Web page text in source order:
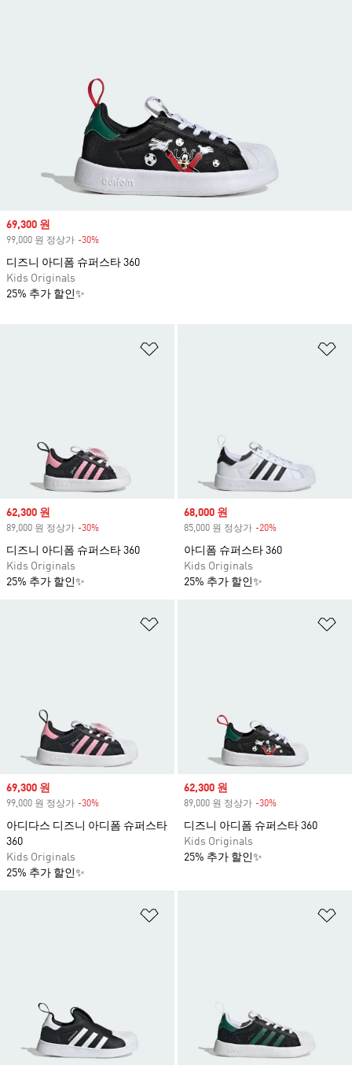
Sale price
62,300 원
89,000 원 정상가 -30%
디즈니 아디폼 슈퍼스타 360
Kids Originals
25% 추가 할인✨
Sale price
68,000 원
85,000 원 정상가 -20%
아디폼 슈퍼스타 360
Kids Originals
25% 추가 할인✨
Sale price
69,300 원
99,000 원 정상가 -30%
아디다스 디즈니 아디폼 슈퍼스타
360
Kids Originals
25% 추가 할인✨
Sale price
62,300 원
89,000 원 정상가 -30%
디즈니 아디폼 슈퍼스타 360
Kids Originals
25% 추가 할인✨
Sale price
69,300 원
99,000 원 정상가 -30%
디즈니 아디폼 슈퍼스타 360
Kids Originals
25% 추가 할인✨